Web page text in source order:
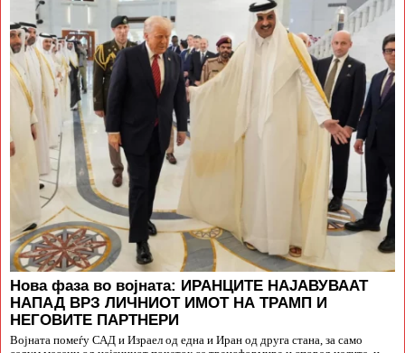
Нова фаза во војната: ИРАНЦИТЕ НАЈАВУВААТ
НАПАД ВРЗ ЛИЧНИОТ ИМОТ НА ТРАМП И
НЕГОВИТЕ ПАРТНЕРИ
Војната помеѓу САД и Израел од една и Иран од друга стана, за само